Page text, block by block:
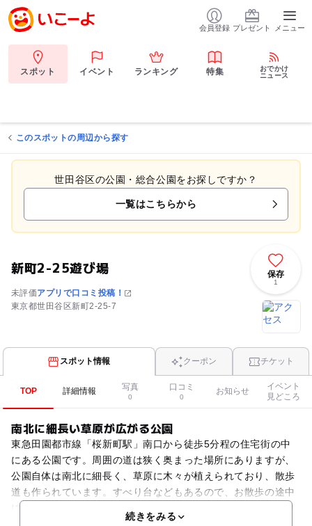
会員登録 プレゼント メニュー
スポット イベント ランキング 特集
おでかけ
ニュース
このスポットの周辺から探す
世田谷区の公園・総合公園をお探しですか？
一覧はこちらから
新町2-25遊び場
未評価アプリで口コミ投稿！
東京都世田谷区新町2-25-7
保存
1
スポット情報 クーポン チケット
TOP 詳細情報 写真
0
口コミ
0
お知らせ
イベント
見どころ
南北に細長い草原が広がる公園
東急田園都市線「桜新町駅」南口から徒歩5分程の住宅街の中
にある公園です。周囲の道は狭く奥まった場所にありますが、
公園自体は南北に細長く、草原に木々が植えられており、散歩
道も作られています。すべり台などもあるので、お散歩の途中
続きをみる